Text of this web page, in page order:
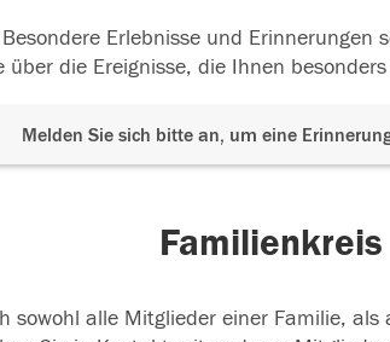
Besondere Erlebnisse und Erinnerungen
über die Ereignisse, die Ihnen
Melden Sie sich bitte an, um eine
Familienkreis
sowohl alle Mitglieder einer Familie,